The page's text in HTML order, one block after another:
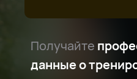
Получайте
данные о